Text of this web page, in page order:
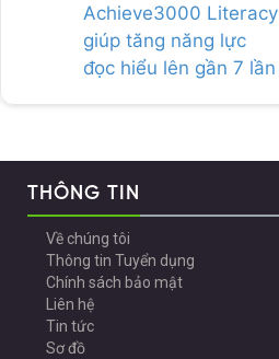
Achieve3000 Literacy
giúp tăng năng lực
đọc hiểu lên gần 7 lần
THÔNG TIN
Về chúng tôi
Thông tin Tuyển dụng
Chính sách bảo mật
Liên hệ
Tin tức
Sơ đồ